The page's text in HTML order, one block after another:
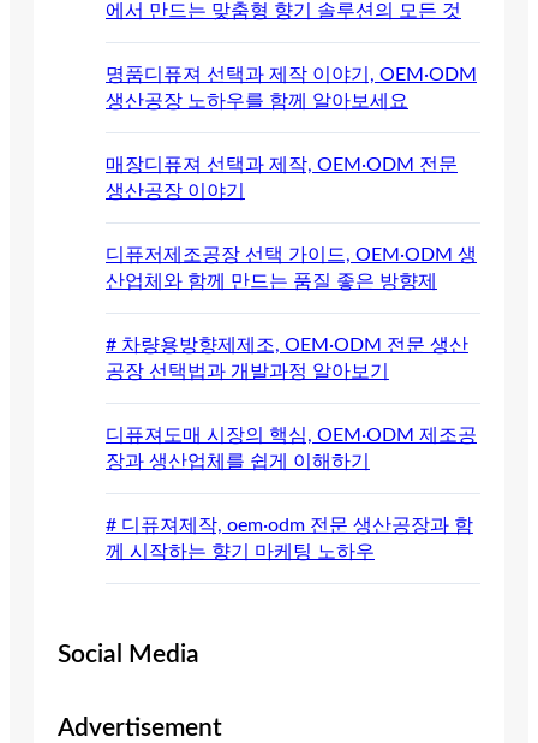
에서 만드는 맞춤형 향기 솔루션의 모든 것
명품디퓨져 선택과 제작 이야기, OEM·ODM
생산공장 노하우를 함께 알아보세요
매장디퓨져 선택과 제작, OEM·ODM 전문
생산공장 이야기
디퓨저제조공장 선택 가이드, OEM·ODM 생
산업체와 함께 만드는 품질 좋은 방향제
# 차량용방향제제조, OEM·ODM 전문 생산
공장 선택법과 개발과정 알아보기
디퓨져도매 시장의 핵심, OEM·ODM 제조공
장과 생산업체를 쉽게 이해하기
# 디퓨져제작, oem·odm 전문 생산공장과 함
께 시작하는 향기 마케팅 노하우
Social Media
Advertisement